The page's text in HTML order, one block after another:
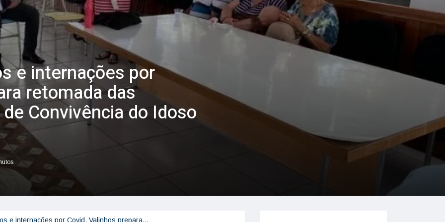
e internações por
retomada das
Convivência do Idoso
e internações por Covid, Valinhos prepara…